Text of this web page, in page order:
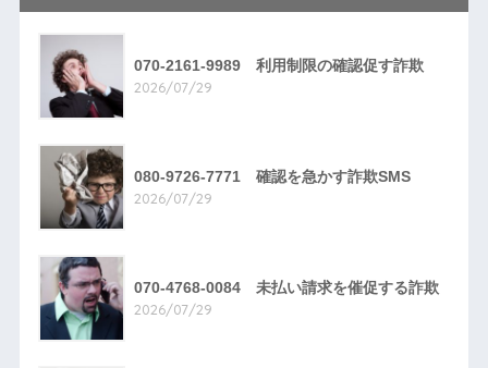
070-2161-9989 利用制限の確認促す詐欺
2026/07/29
080-9726-7771 確認を急かす詐欺SMS
2026/07/29
070-4768-0084 未払い請求を催促する詐欺
2026/07/29